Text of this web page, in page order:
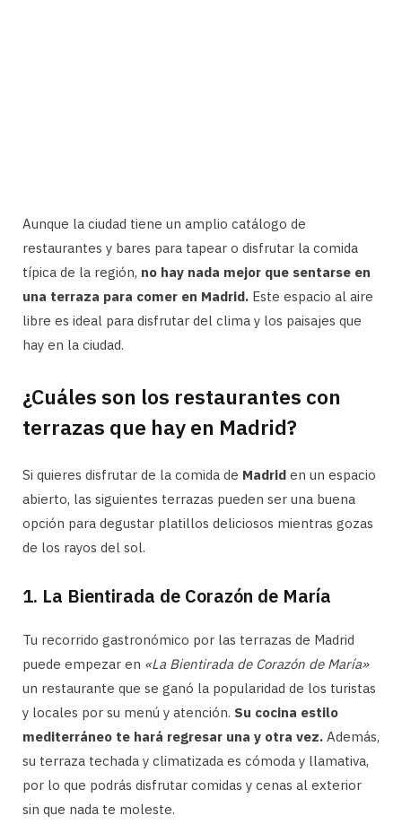
Aunque la ciudad tiene un amplio catálogo de
restaurantes y bares para tapear o disfrutar la comida
típica de la región, no hay nada mejor que sentarse en
una terraza para comer en Madrid. Este espacio al aire
libre es ideal para disfrutar del clima y los paisajes que
hay en la ciudad.
¿Cuáles son los restaurantes con
terrazas que hay en Madrid?
Si quieres disfrutar de la comida de Madrid en un espacio
abierto, las siguientes terrazas pueden ser una buena
opción para degustar platillos deliciosos mientras gozas
de los rayos del sol.
1. La Bientirada de Corazón de María
Tu recorrido gastronómico por las terrazas de Madrid
puede empezar en «La Bientirada de Corazón de María»
un restaurante que se ganó la popularidad de los turistas
y locales por su menú y atención. Su cocina estilo
mediterráneo te hará regresar una y otra vez. Además,
su terraza techada y climatizada es cómoda y llamativa,
por lo que podrás disfrutar comidas y cenas al exterior
sin que nada te moleste.